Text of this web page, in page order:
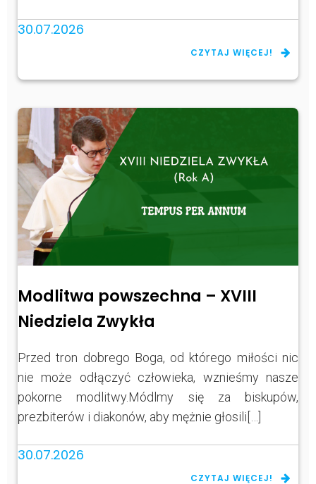
30.07.2026
CZYTAJ WIĘCEJ!
Modlitwa powszechna – XVIII
Niedziela Zwykła
Przed tron dobrego Boga, od którego miłości nic
nie może odłączyć człowieka, wznieśmy nasze
pokorne modlitwy.Módlmy się za biskupów,
prezbiterów i diakonów, aby mężnie głosili[…]
30.07.2026
CZYTAJ WIĘCEJ!